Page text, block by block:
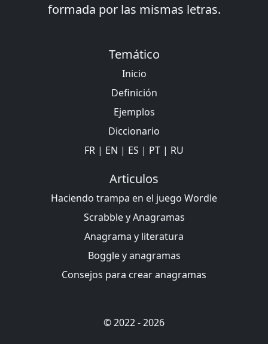
formada por las mismas letras.
Temático
Inicio
Definición
Ejemplos
Diccionario
FR | EN | ES | PT | RU
Articulos
Haciendo trampa en el juego Wordle
Scrabble y Anagramas
Anagrama y literatura
Boggle y anagramas
Consejos para crear anagramas
© 2022 - 2026